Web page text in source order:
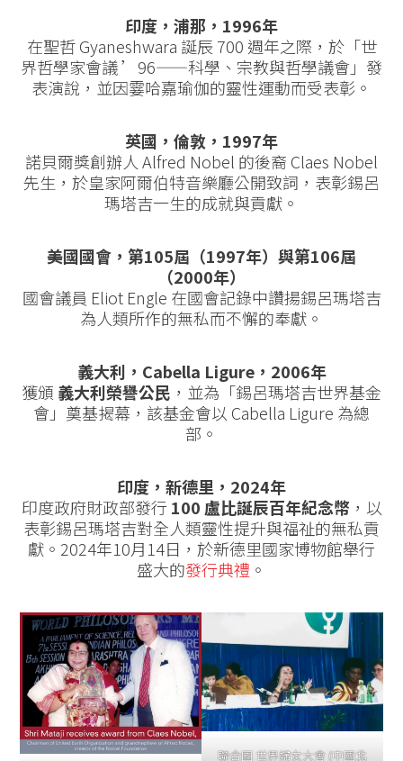
印度，浦那，1996年
在聖哲 Gyaneshwara 誕辰 700 週年之際，於「世
界哲學家會議 ’96——科學、宗教與哲學議會」發
表演說，並因霎哈嘉瑜伽的靈性運動而受表彰。
英國，倫敦，1997年
諾貝爾獎創辦人 Alfred Nobel 的後裔 Claes Nobel
先生，於皇家阿爾伯特音樂廳公開致詞，表彰錫呂
瑪塔吉一生的成就與貢獻。
美國國會，第105屆（1997年）與第106屆
（2000年）
國會議員 Eliot Engle 在國會記錄中讚揚錫呂瑪塔吉
為人類所作的無私而不懈的奉獻。
義大利，Cabella Ligure，2006年
獲頒 義大利榮譽公民 ，並為「錫呂瑪塔吉世界基金
會」奠基揭幕，該基金會以 Cabella Ligure 為總
部。
印度，新德里，2024年
印度政府財政部發行100 盧比誕辰百年紀念幣 ，以
表彰錫呂瑪塔吉對全人類靈性提升與福祉的無私貢
獻。2024年10月14日，於新德里國家博物館舉行
盛大的發行典禮 。
聯合國 世界婦女大會 (中國北